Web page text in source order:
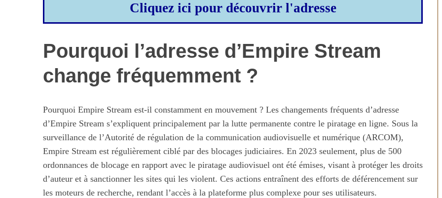
Cliquez ici pour découvrir l'adresse
Pourquoi l’adresse d’Empire Stream
change fréquemment ?
Pourquoi Empire Stream est-il constamment en mouvement ? Les changements fréquents d’adresse
d’Empire Stream s’expliquent principalement par la lutte permanente contre le piratage en ligne. Sous la
surveillance de l’Autorité de régulation de la communication audiovisuelle et numérique (ARCOM),
Empire Stream est régulièrement ciblé par des blocages judiciaires. En 2023 seulement, plus de 500
ordonnances de blocage en rapport avec le piratage audiovisuel ont été émises, visant à protéger les droits
d’auteur et à sanctionner les sites qui les violent. Ces actions entraînent des efforts de déférencement sur
les moteurs de recherche, rendant l’accès à la plateforme plus complexe pour ses utilisateurs.
Les nouvelles technologies
alimentaires : révolution ou
Aliments ultra-transformés
2026 : les vrais risques pour